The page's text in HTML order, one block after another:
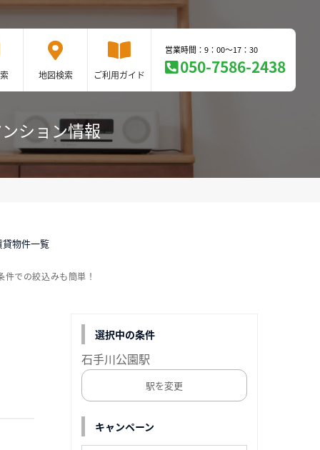
地図検索 ご利用ガイド
営業時間：9：00～17：30
050-7586-2438
ション情報
物件一覧
での絞込みも簡単！
選択中の条件
石手川公園駅
駅を変更
キャンペーン